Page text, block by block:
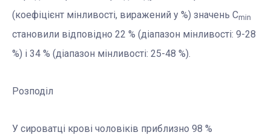
(коефіцієнт мінливості, виражений у %) значень Cmin
становили відповідно 22 % (діапазон мінливості: 9-28
%) і 34 % (діапазон мінливості: 25-48 %).
Розподіл
У сироватці крові чоловіків приблизно 98 %